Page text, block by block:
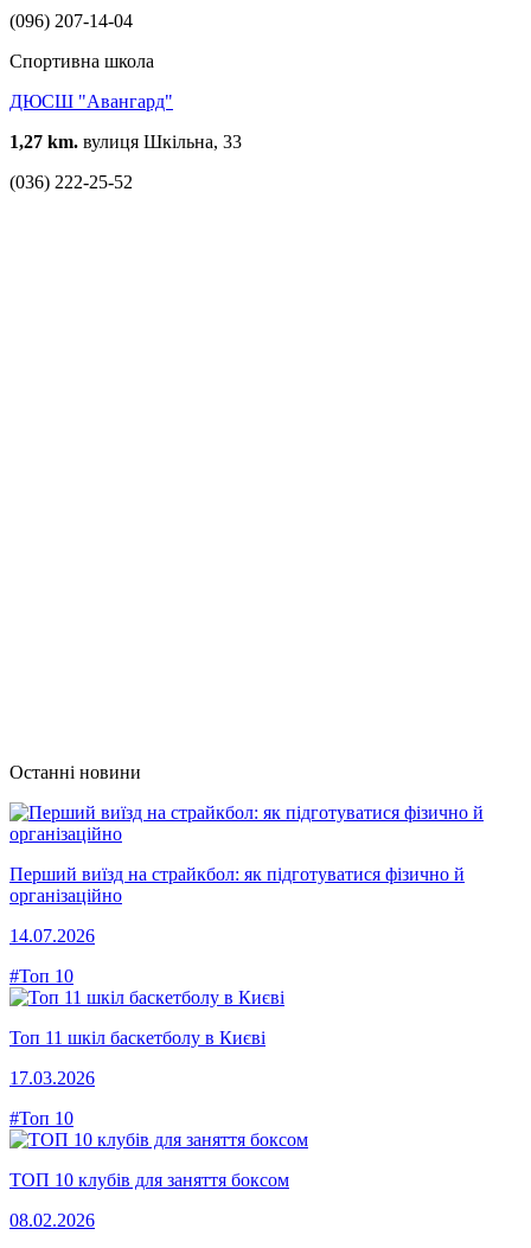
(096) 207-14-04
Спортивна школа
ДЮСШ "Авангард"
1,27 km. вулиця Шкільна, 33
(036) 222-25-52
Останні новини
Перший виїзд на страйкбол: як підготуватися фізично й
організаційно
14.07.2026
#Топ 10
Топ 11 шкіл баскетболу в Києві
17.03.2026
#Топ 10
ТОП 10 клубів для заняття боксом
08.02.2026